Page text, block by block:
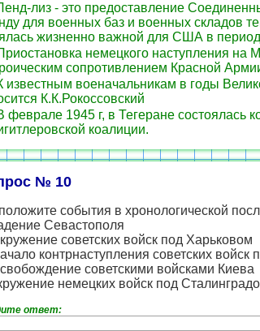
лиз - это предоставление
для военных баз и военных складов
жизненно важной для США в
немецкого наступления на
сопротивлением Красной
известным военачальникам в годы
К.К.Рокоссовский
феврале 1945 г, в Тегеране состоялась
коалиции.
№ 10
события в хронологической
Севастополя
советских войск под Харьковом
контрнаступления советских войск
советскими войсками Киева
немецких войск под
ответ: